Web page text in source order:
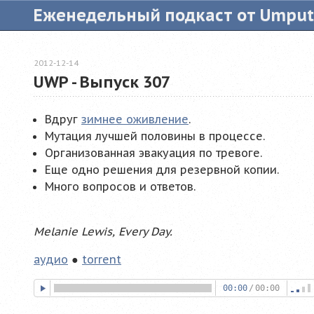
Еженедельный подкаст от
UWP - Выпуск 307
2012-12-14
Вдруг зимнее оживление.
Мутация лучшей половины в процессе.
Организованная эвакуация по тревоге.
Еще одно решения для резервной копии.
Много вопросов и ответов.
Melanie Lewis, Every Day.
аудио ● torrent
00:00 / 00:00